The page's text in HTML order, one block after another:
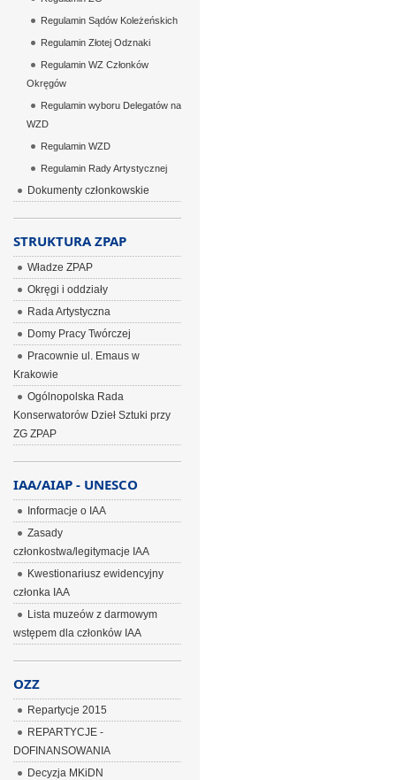
Regulamin Sądów Koleżeńskich
Regulamin Złotej Odznaki
Regulamin WZ Członków
Okręgów
Regulamin wyboru Delegatów na
WZD
Regulamin WZD
Regulamin Rady Artystycznej
Dokumenty członkowskie
STRUKTURA ZPAP
Władze ZPAP
Okręgi i oddziały
Rada Artystyczna
Domy Pracy Twórczej
Pracownie ul. Emaus w
Krakowie
Ogólnopolska Rada
Konserwatorów Dzieł Sztuki przy
ZG ZPAP
IAA/AIAP - UNESCO
Informacje o IAA
Zasady
członkostwa/legitymacje IAA
Kwestionariusz ewidencyjny
członka IAA
Lista muzeów z darmowym
wstępem dla członków IAA
OZZ
Repartycje 2015
REPARTYCJE -
DOFINANSOWANIA
Decyzja MKiDN